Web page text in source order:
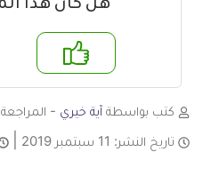
هل كان هذا
لا
كتب بواسطة آية خيري -
تاريخ النشر: 11 سبتمبر 2019